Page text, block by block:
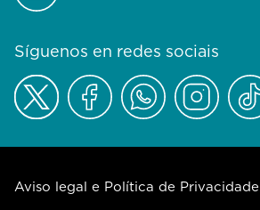
Síguenos en redes sociais
Aviso legal e Política de Privacidade